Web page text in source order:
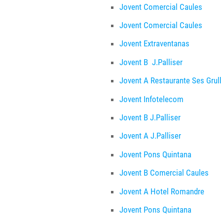
Jovent Comercial Caules
Jovent Comercial Caules
Jovent Extraventanas
Jovent B J.Palliser
Jovent A Restaurante Ses
Jovent Infotelecom
Jovent B J.Palliser
Jovent A J.Palliser
Jovent Pons Quintana
Jovent B Comercial Caules
Jovent A Hotel Romandre
Jovent Pons Quintana